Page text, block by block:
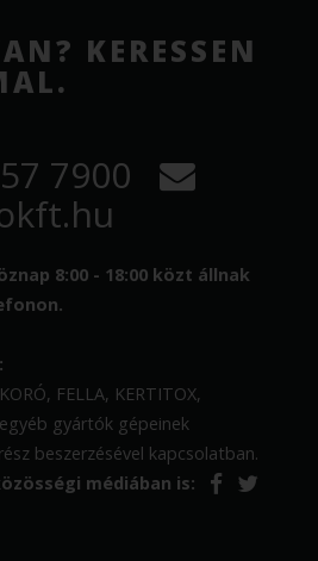
KERESSEN
7900
8:00 - 18:00 közt állnak
FELLA, KERTITOX,
egyéb gyártók gépeinek
beszerzésével kapcsolatban.
médiában is: